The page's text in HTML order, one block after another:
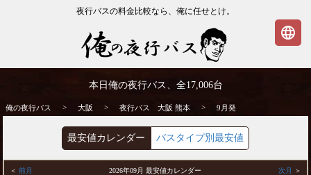
夜行バスの料金比較なら、俺に任せとけ。
| 俺の夜行バス
本日俺の夜行バス、全17,006台
俺の夜行バス > 大阪 > 夜行バス 大阪 熊本 > 9月発
最安値カレンダー バスタイプ別最安値
＜ 前月 2026年09月 最安値カレンダー 次月 ＞
language